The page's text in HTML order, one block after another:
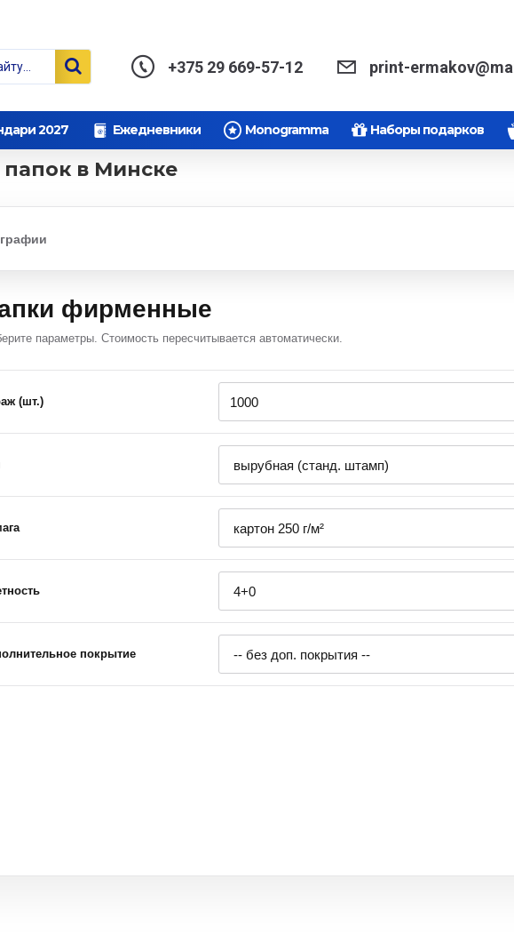
+375 29 669-57-12 print-
2027 Ежедневники Monogramma Наборы подарков
в Минске
фирменные
параметры. Стоимость пересчитывается автоматически.
(шт.)
покрытие